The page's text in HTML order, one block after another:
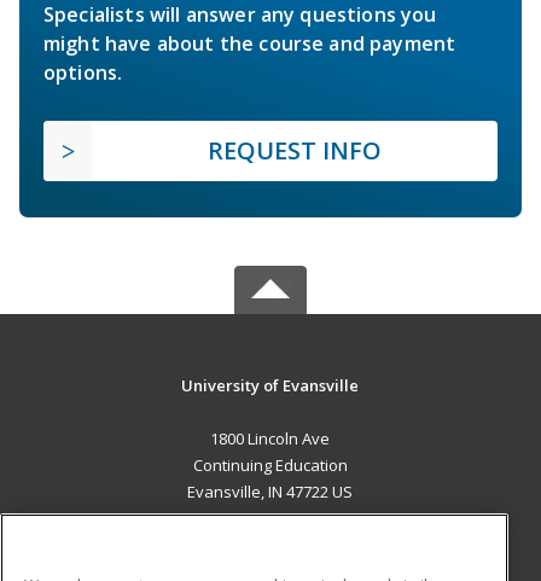
Specialists will answer any questions you
might have about the course and payment
options.
REQUEST INFO
University of Evansville
1800 Lincoln Ave
Continuing Education
Evansville, IN 47722 US